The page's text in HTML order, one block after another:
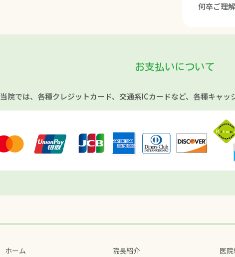
何卒ご理
お支払いについて
当院では、各種クレジットカード、交通系ICカードなど、各種キャッ
ホーム 院長紹介 医